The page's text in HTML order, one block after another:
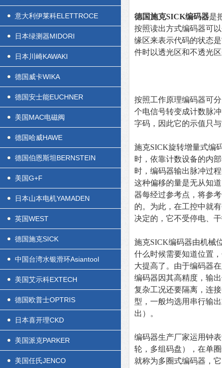
意大利伊莱科ELETTROCE
日本绿测器MIDORI
日本川崎KAWAKI
德国威卡WIKA
德国安士能EUCHNER
美国MAC电磁阀
德国哈威HAWE
德国伯恩斯坦BERNSTEIN
美国G+F
日本山本电机YAMADEN
英国WEST
德国施克SICK
中国台湾水银滑环Asiantool
美国艾示科EXTECH
德国欧普士OPTRIS
日本喜开理CKD
美国派克PARKER
美国任氏JENCO
德国施克SICK编码器是
按照读出方式编码器可
缘区来表示代码的状态
件时以透光区和不透光区
按照工作原理编码器可
个电信号转变成计数脉
字码，因此它的示值只
施克SICK旋转增量式编
时，依靠计数设备的内
时，编码器输出脉冲过
这种偏移的量是无从知
器每经过参考点，将参
的。为此，在工控中就
决定的，它不受停电、
施克SICK编码器由机械
什么时候需要知道位置
大提高了。 由于编码器
编码器因其高精度，输
复杂工况还要隔离，连
型，一般均选用串行输
出）。
编码器生产厂家运用钟
轮，多组码盘），在单
就称为多圈式编码器，